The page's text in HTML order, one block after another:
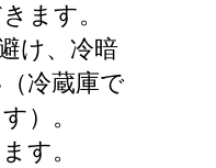
ます。
け、冷暗
冷蔵庫で
）。
す。